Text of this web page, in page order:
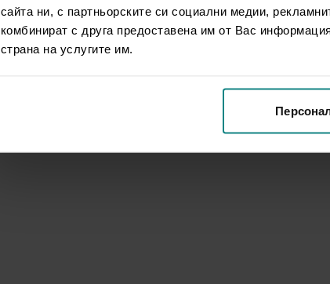
сайта ни, с партньорските си социални медии,
комбинират с друга предоставена им от Вас
страна на услугите им.